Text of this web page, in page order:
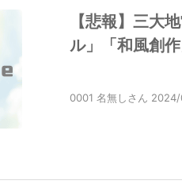
【悲報】三大
ル」「和風創作
0001 名無しさん